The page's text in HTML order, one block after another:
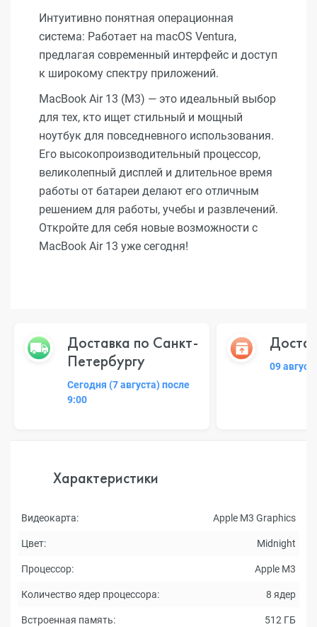
Интуитивно понятная операционная
система: Работает на macOS Ventura,
предлагая современный интерфейс и доступ
к широкому спектру приложений.
MacBook Air 13 (M3) — это идеальный выбор
для тех, кто ищет стильный и мощный
ноутбук для повседневного использования.
Его высокопроизводительный процессор,
великолепный дисплей и длительное время
работы от батареи делают его отличным
решением для работы, учебы и развлечений.
Откройте для себя новые возможности с
MacBook Air 13 уже сегодня!
Доставка по Санкт-
Петербургу
Сегодня (7 августа) после
9:00
09
Характеристики
Видеокарта: Apple M3 Graphics
Цвет: Midnight
Процессор: Apple M3
Количество ядер процессора: 8 ядер
Встроенная память: 512 ГБ